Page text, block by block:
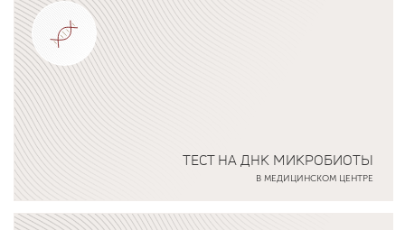
ТЕСТ НА ДНК МИКРОБИОТЫ
В МЕДИЦИНСКОМ ЦЕНТРЕ
Подробнее о программе